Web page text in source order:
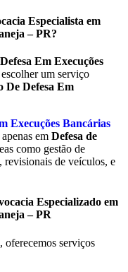
Especialista em
– PR?
Em Execuções
um serviço
De Defesa Em
Execuções Bancárias
em Defesa de
como gestão de
revisionais de veículos, e
Especializado em
– PR
, oferecemos serviços